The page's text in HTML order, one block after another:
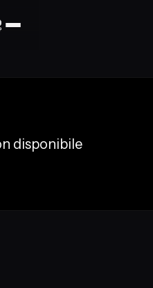
disponibile